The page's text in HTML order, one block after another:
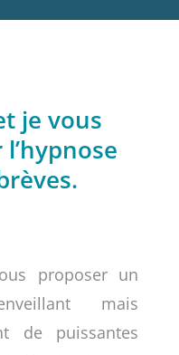
je vous
proposer un
mais
de puissantes